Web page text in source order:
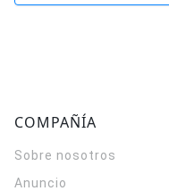
COMPAÑÍA
Sobre nosotros
Anuncio